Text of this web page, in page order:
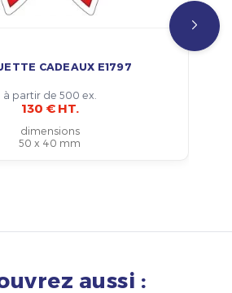
CADEAUX E1797
à partir de 500 ex.
130 € HT.
dimensions
50 x 40 mm
aussi :